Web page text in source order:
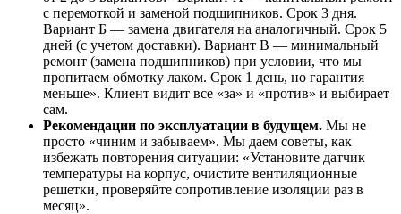
с перемоткой и заменой подшипников. Срок 3 дня.
Вариант Б — замена двигателя на аналогичный. Срок 5
дней (с учетом доставки). Вариант В — минимальный
ремонт (замена подшипников) при условии, что мы
пропитаем обмотку лаком. Срок 1 день, но гарантия
меньше». Клиент видит все «за» и «против» и выбирает
сам.
Рекомендации по эксплуатации в будущем. Мы не
просто «чиним и забываем». Мы даем советы, как
избежать повторения ситуации: «Установите датчик
температуры на корпус, очистите вентиляционные
решетки, проверяйте сопротивление изоляции раз в
месяц».